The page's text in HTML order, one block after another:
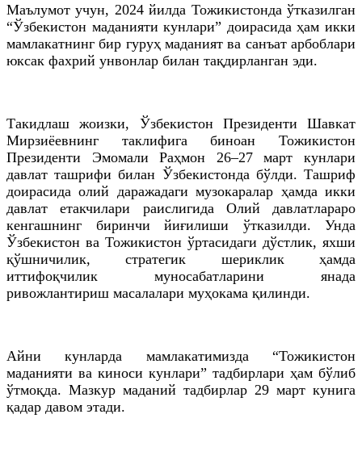
Маълумот учун, 2024 йилда Тожикистонда ўтказилган
“Ўзбекистон маданияти кунлари” доирасида ҳам икки
мамлакатнинг бир гуруҳ маданият ва санъат арбоблари
юксак фахрий унвонлар билан тақдирланган эди.
Такидлаш жоизки, Ўзбекистон Президенти Шавкат
Мирзиёевнинг таклифига биноан Тожикистон
Президенти Эмомали Раҳмон 26–27 март кунлари
давлат ташрифи билан Ўзбекистонда бўлди. Ташриф
доирасида олий даражадаги музокаралар ҳамда икки
давлат етакчилари раислигида Олий давлатлараро
кенгашнинг биринчи йиғилиши ўтказилди. Унда
Ўзбекистон ва Тожикистон ўртасидаги дўстлик, яхши
қўшничилик, стратегик шериклик ҳамда
иттифоқчилик муносабатларини янада
ривожлантириш масалалари муҳокама қилинди.
Айни кунларда мамлакатимизда “Тожикистон
маданияти ва киноси кунлари” тадбирлари ҳам бўлиб
ўтмоқда. Мазкур маданий тадбирлар 29 март кунига
қадар давом этади.